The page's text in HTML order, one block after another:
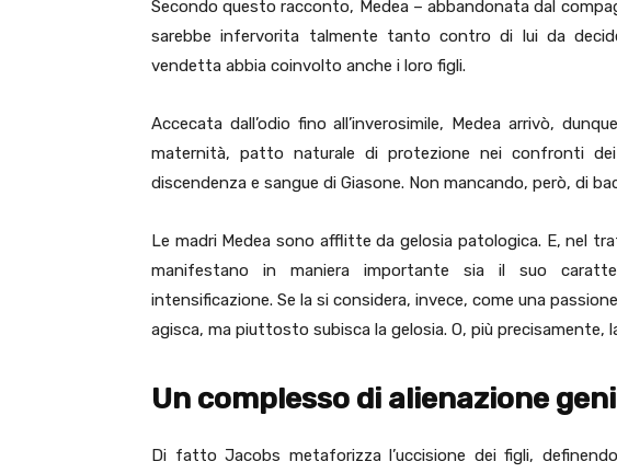
Secondo questo racconto, Medea – abbandonata dal
sarebbe infervorita talmente tanto contro di lui da
vendetta abbia coinvolto anche i loro figli.
Accecata dall’odio fino all’inverosimile, Medea arrivò,
maternità, patto naturale di protezione nei confronti
discendenza e sangue di Giasone. Non mancando, però, di
Le madri Medea sono afflitte da gelosia patologica. E, nel
manifestano in maniera importante sia il suo
intensificazione. Se la si considera, invece, come una
agisca, ma piuttosto subisca la gelosia. O, più precisamente,
Un complesso di alienazione
Di fatto Jacobs metaforizza l’uccisione dei figli,